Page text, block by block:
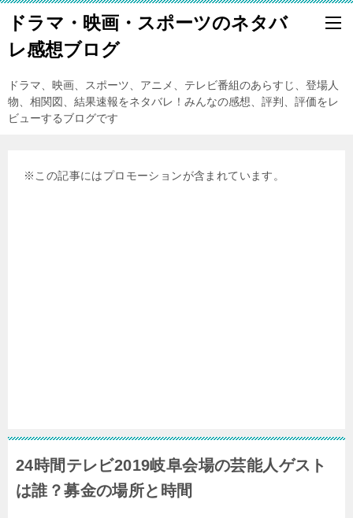
ドラマ・映画・スポーツのネタバ
レ感想ブログ
ドラマ、映画、スポーツ、アニメ、テレビ番組のあらすじ、登場人
物、相関図、結果速報をネタバレ！みんなの感想、評判、評価をレ
ビューするブログです
※この記事にはプロモーションが含まれています。
24時間テレビ2019岐阜会場の芸能人ゲスト
は誰？募金の場所と時間